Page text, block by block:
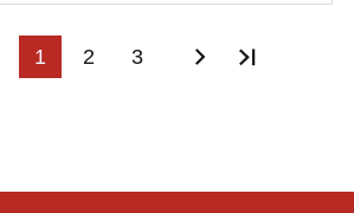
page
Page précédente
1 2 3 Page